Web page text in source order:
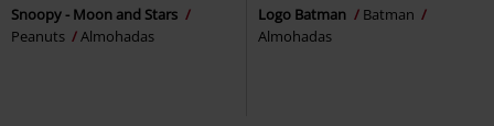
Snoopy - Moon and Stars
Peanuts
Almohadas
Logo Batman
Batman
Almohadas